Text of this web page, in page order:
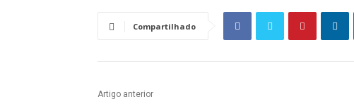
Compartilhado
Artigo anterior